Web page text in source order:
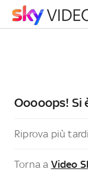
Ooooops! Si
Riprova più tardi
Torna a Video